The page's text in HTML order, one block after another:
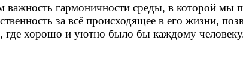
гармоничности среды, в которой
за всё происходящее в его жизни,
где хорошо и уютно было бы каждому